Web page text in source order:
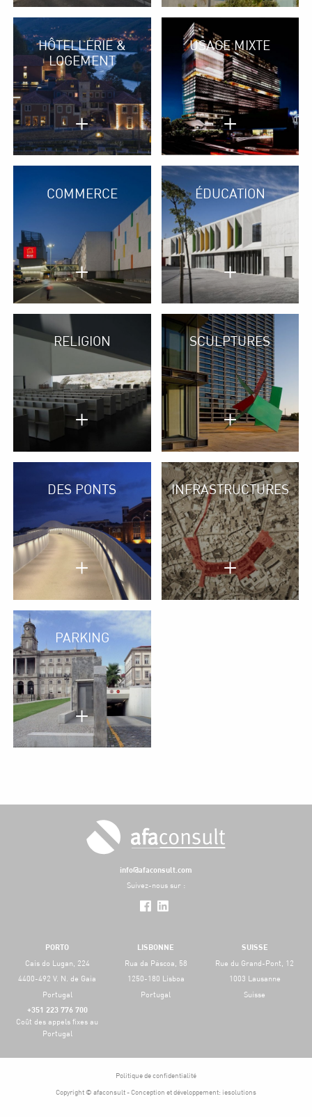
HÔTELLERIE &
LOGEMENT
+
USAGE MIXTE
+
COMMERCE
+
ÉDUCATION
+
RELIGION
+
SCULPTURES
+
DES PONTS
+
INFRASTRUCTURES
+
PARKING
+
PORTO
Cais do Lugan, 224
4400-492 V. N. de Gaia
Portugal
+351 223 776 700
Coût des appels fixes au
Portugal
LISBONNE
Rua da Páscoa, 58
1250-180 Lisboa
Portugal
SUISSE
Rue du Grand-Pont, 12
1003 Lausanne
Suisse
info@afaconsult.com
Suivez-nous sur :
Copyright © afaconsult - Conception et développement: iesolutions
Politique de confidentialité